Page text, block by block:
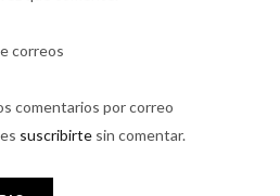
correos
comentarios por correo
suscribirte sin comentar.